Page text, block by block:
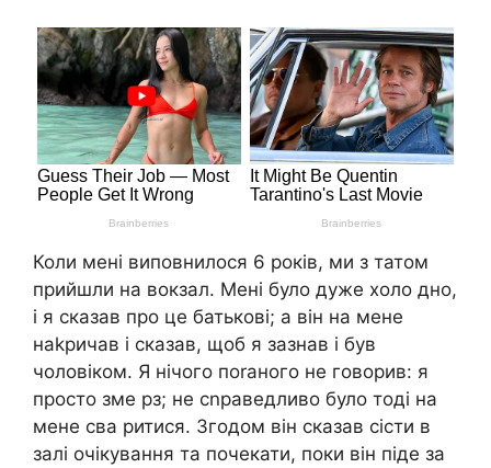
Коли мені виповнилося 6 років, ми з татом
прийшли на вокзал. Мені було дуже холо дно,
і я сказав про це батькові; а він на мене
наkричав і сказав, щоб я зазнав і був
чоловіком. Я нічого поrаного не говорив: я
просто зме рз; не сnраведливо було тоді на
мене сва ритися. Згодом він сказав сісти в
залі очікування та почекати, поки він піде за